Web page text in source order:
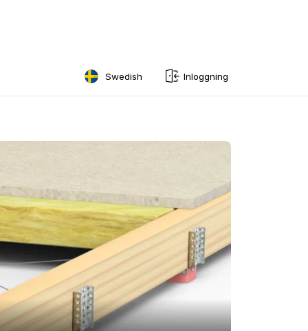
Swedish
Norwegian
Estonian
Finnish
Danish
Inloggning